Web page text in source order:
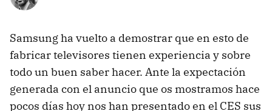
Samsung ha vuelto a demostrar que en esto de
fabricar televisores tienen experiencia y sobre
todo un buen saber hacer. Ante la expectación
generada con el anuncio que os mostramos hace
pocos días hoy nos han presentado en el CES sus